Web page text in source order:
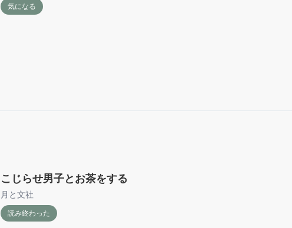
気になる
こじらせ男子とお茶をする
月と文社
読み終わった